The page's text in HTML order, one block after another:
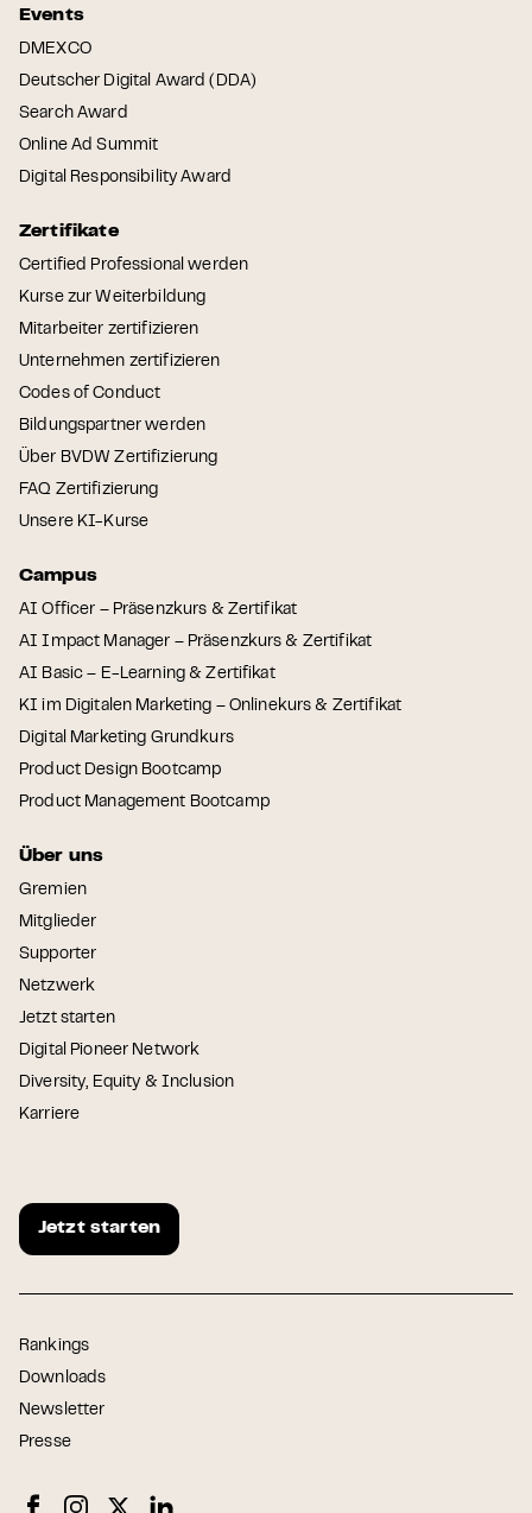
Events
DMEXCO
Deutscher Digital Award (DDA)
Search Award
Online Ad Summit
Digital Responsibility Award
Zertifikate
Certified Professional werden
Kurse zur Weiterbildung
Mitarbeiter zertifizieren
Unternehmen zertifizieren
Codes of Conduct
Bildungspartner werden
Über BVDW Zertifizierung
FAQ Zertifizierung
Unsere KI-Kurse
Campus
AI Officer – Präsenzkurs & Zertifikat
AI Impact Manager – Präsenzkurs & Zertifikat
AI Basic – E-Learning & Zertifikat
KI im Digitalen Marketing – Onlinekurs & Zertifikat
Digital Marketing Grundkurs
Product Design Bootcamp
Product Management Bootcamp
Über uns
Gremien
Mitglieder
Supporter
Netzwerk
Jetzt starten
Digital Pioneer Network
Diversity, Equity & Inclusion
Karriere
Jetzt starten
Rankings
Downloads
Newsletter
Presse